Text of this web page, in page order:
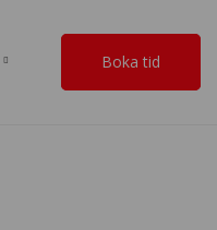
Boka tid